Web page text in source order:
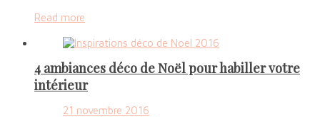
Read more
4 ambiances déco de Noël pour habiller votre
intérieur
21 novembre 2016